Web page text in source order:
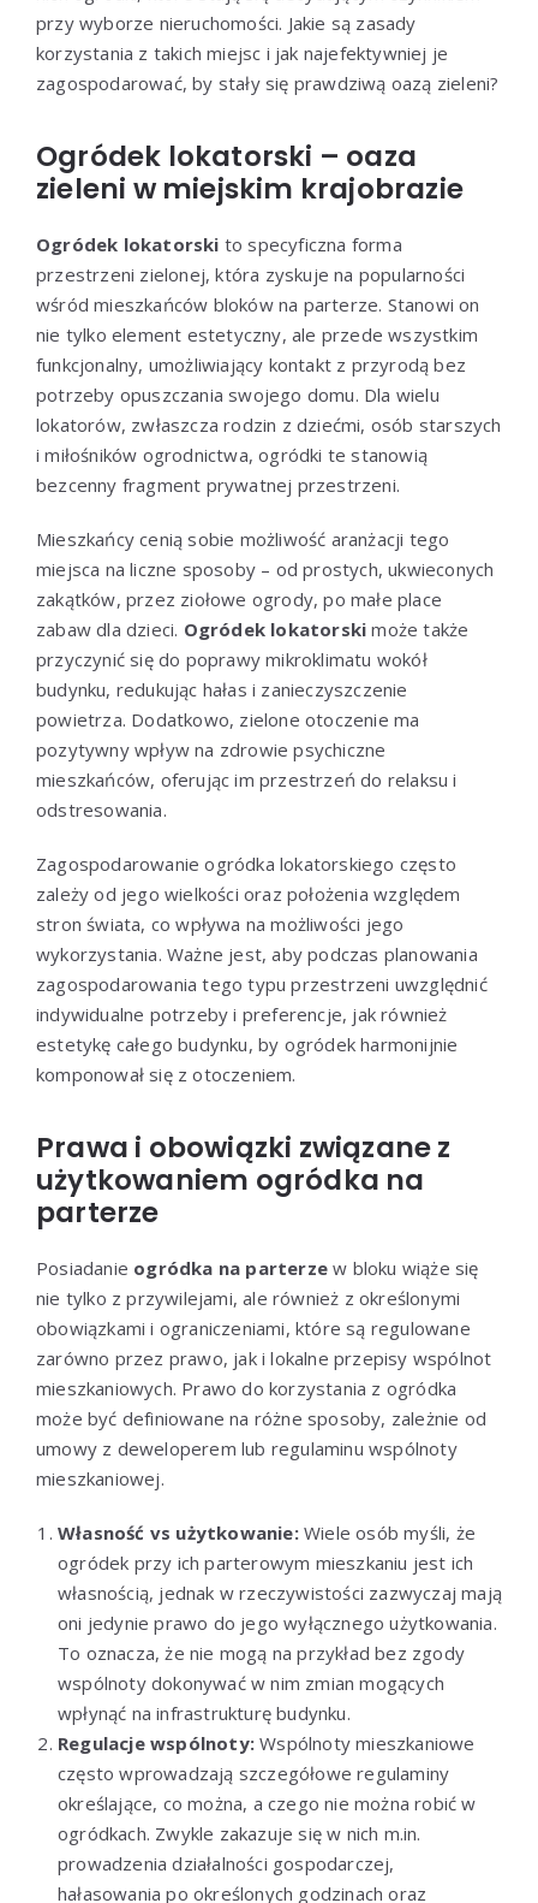
przy wyborze nieruchomości. Jakie są zasady
korzystania z takich miejsc i jak najefektywniej je
zagospodarować, by stały się prawdziwą oazą zieleni?
Ogródek lokatorski – oaza
zieleni w miejskim krajobrazie
Ogródek lokatorski to specyficzna forma
przestrzeni zielonej, która zyskuje na popularności
wśród mieszkańców bloków na parterze. Stanowi on
nie tylko element estetyczny, ale przede wszystkim
funkcjonalny, umożliwiający kontakt z przyrodą bez
potrzeby opuszczania swojego domu. Dla wielu
lokatorów, zwłaszcza rodzin z dziećmi, osób starszych
i miłośników ogrodnictwa, ogródki te stanowią
bezcenny fragment prywatnej przestrzeni.
Mieszkańcy cenią sobie możliwość aranżacji tego
miejsca na liczne sposoby – od prostych, ukwieconych
zakątków, przez ziołowe ogrody, po małe place
zabaw dla dzieci. Ogródek lokatorski może także
przyczynić się do poprawy mikroklimatu wokół
budynku, redukując hałas i zanieczyszczenie
powietrza. Dodatkowo, zielone otoczenie ma
pozytywny wpływ na zdrowie psychiczne
mieszkańców, oferując im przestrzeń do relaksu i
odstresowania.
Zagospodarowanie ogródka lokatorskiego często
zależy od jego wielkości oraz położenia względem
stron świata, co wpływa na możliwości jego
wykorzystania. Ważne jest, aby podczas planowania
zagospodarowania tego typu przestrzeni uwzględnić
indywidualne potrzeby i preferencje, jak również
estetykę całego budynku, by ogródek harmonijnie
komponował się z otoczeniem.
Prawa i obowiązki związane z
użytkowaniem ogródka na
parterze
Posiadanie ogródka na parterze w bloku wiąże się
nie tylko z przywilejami, ale również z określonymi
obowiązkami i ograniczeniami, które są regulowane
zarówno przez prawo, jak i lokalne przepisy wspólnot
mieszkaniowych. Prawo do korzystania z ogródka
może być definiowane na różne sposoby, zależnie od
umowy z deweloperem lub regulaminu wspólnoty
mieszkaniowej.
Własność vs użytkowanie:Wiele osób myśli, że
ogródek przy ich parterowym mieszkaniu jest ich
własnością, jednak w rzeczywistości zazwyczaj mają
oni jedynie prawo do jego wyłącznego użytkowania.
To oznacza, że nie mogą na przykład bez zgody
wspólnoty dokonywać w nim zmian mogących
wpłynąć na infrastrukturę budynku.
Regulacje wspólnoty: Wspólnoty mieszkaniowe
często wprowadzają szczegółowe regulaminy
określające, co można, a czego nie można robić w
ogródkach. Zwykle zakazuje się w nich m.in.
prowadzenia działalności gospodarczej,
hałasowania po określonych godzinach oraz